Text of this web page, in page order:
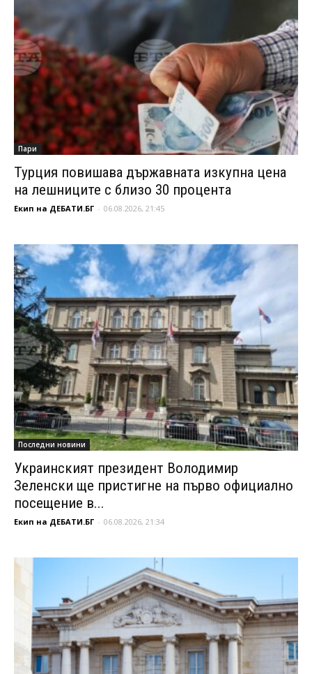
Пари
Турция повишава държавната изкупна цена
на лешниците с близо 30 процента
Екип на ДЕБАТИ.БГ - 06.08.2026, 21:45
Последни новини
Украинският президент Володимир
Зеленски ще пристигне на първо официално
посещение в...
Екип на ДЕБАТИ.БГ - 06.08.2026, 21:34